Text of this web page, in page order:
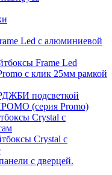
Led с алюминиевой
Frame Led
с клик 25мм рамкой
подсветкой
(серия Promo)
Crystal с
Crystal с
с дверцей.